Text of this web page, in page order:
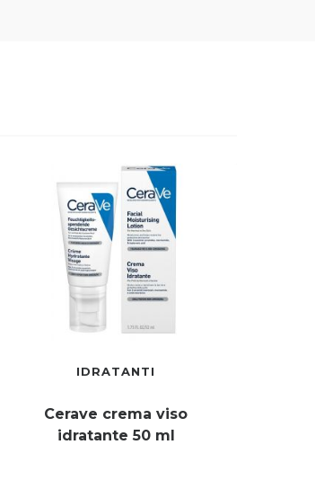
IDRATANTI
Cerave crema viso
idratante 50 ml